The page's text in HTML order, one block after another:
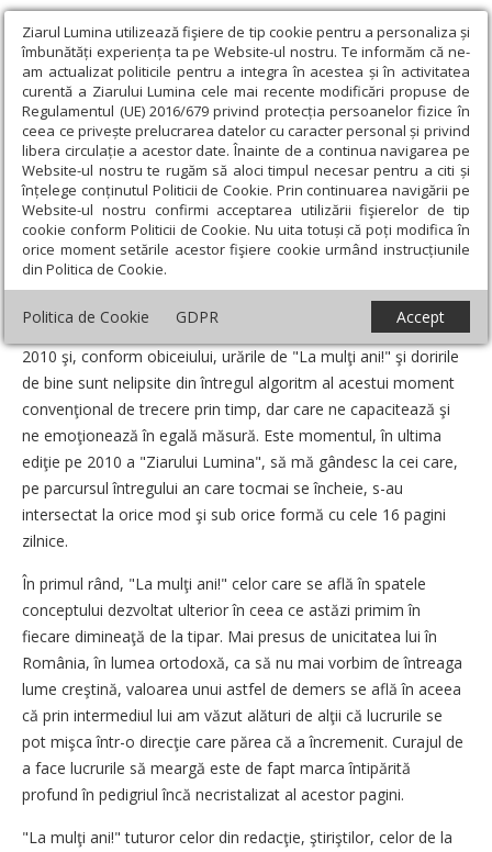
Ziarul Lumina utilizează fişiere de tip cookie pentru a personaliza și
îmbunătăți experiența ta pe Website-ul nostru. Te informăm că ne-
am actualizat politicile pentru a integra în acestea și în activitatea
curentă a Ziarului Lumina cele mai recente modificări propuse de
Regulamentul (UE) 2016/679 privind protecția persoanelor fizice în
ceea ce privește prelucrarea datelor cu caracter personal și privind
libera circulație a acestor date. Înainte de a continua navigarea pe
Website-ul nostru te rugăm să aloci timpul necesar pentru a citi și
înțelege conținutul Politicii de Cookie. Prin continuarea navigării pe
Website-ul nostru confirmi acceptarea utilizării fişierelor de tip
cookie conform Politicii de Cookie. Nu uita totuși că poți modifica în
orice moment setările acestor fişiere cookie urmând instrucțiunile
din Politica de Cookie.
Politica de Cookie GDPR Accept
Ziarul Lumina › Opinii › Repere și idei › La mulţi ani cu lumină!
La mulţi ani cu lumină!
Un articol de:Pr. lect. dr. Cosmin Pricop
Ne apropiem cu paşi repezi de sfârşitul anului calendaristic
2010 şi, conform obiceiului, urările de "La mulţi ani!" şi doririle
de bine sunt nelipsite din întregul algoritm al acestui moment
convenţional de trecere prin timp, dar care ne capacitează şi
ne emoţionează în egală măsură. Este momentul, în ultima
ediţie pe 2010 a "Ziarului Lumina", să mă gândesc la cei care,
pe parcursul întregului an care tocmai se încheie, s-au
intersectat la orice mod şi sub orice formă cu cele 16 pagini
zilnice.
În primul rând, "La mulţi ani!" celor care se află în spatele
conceptului dezvoltat ulterior în ceea ce astăzi primim în
fiecare dimineaţă de la tipar. Mai presus de unicitatea lui în
România, în lumea ortodoxă, ca să nu mai vorbim de întreaga
lume creştină, valoarea unui astfel de demers se află în aceea
că prin intermediul lui am văzut alături de alţii că lucrurile se
pot mişca într-o direcţie care părea că a încremenit. Curajul de
a face lucrurile să meargă este de fapt marca întipărită
profund în pedigriul încă necristalizat al acestor pagini.
"La mulţi ani!" tuturor celor din redacţie, ştiriştilor, celor de la